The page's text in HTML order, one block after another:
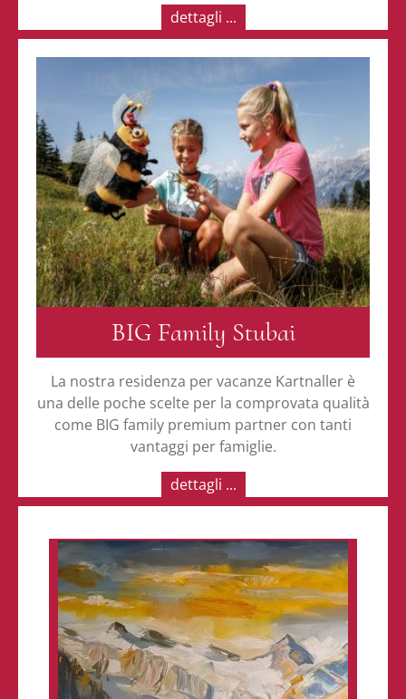
dettagli ...
BIG Family Stubai
La nostra residenza per vacanze Kartnaller è
una delle poche scelte per la comprovata qualità
come BIG family premium partner con tanti
vantaggi per famiglie.
dettagli ...